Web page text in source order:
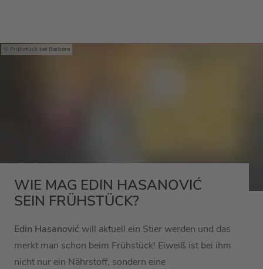
Frühstück bei Barbara
WIE MAG EDIN HASANOVIĆ
SEIN FRÜHSTÜCK?
Edin Hasanović will aktuell ein Stier werden und das
merkt man schon beim Frühstück! Eiweiß ist bei ihm
nicht nur ein Nährstoff, sondern eine